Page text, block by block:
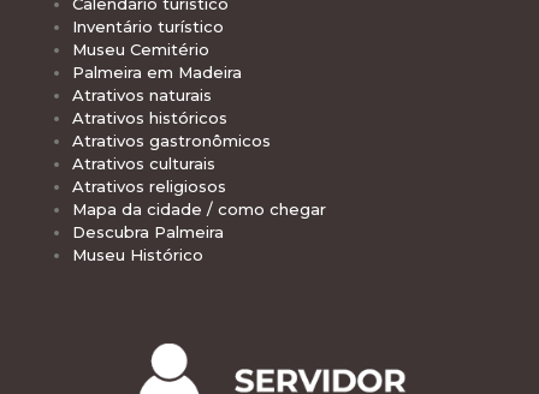
Inventário turístico
Museu Cemitério
Palmeira em Madeira
Atrativos naturais
Atrativos históricos
Atrativos gastronômicos
Atrativos culturais
Atrativos religiosos
Mapa da cidade / como chegar
Descubra Palmeira
Museu Histórico